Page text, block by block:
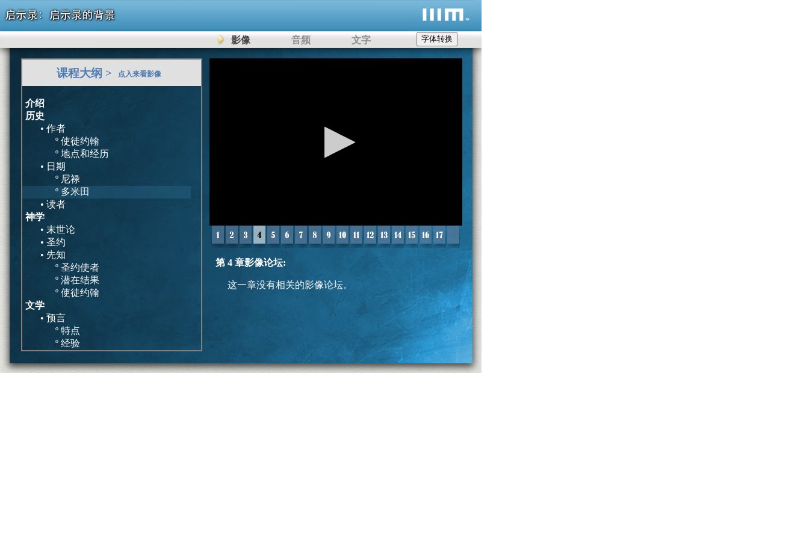
字体转换
影像 音频 文字
第 4 章影像论坛:
这一章没有相关的影像论坛。
课程大纲 > 点入来看影像
介绍
历史
• 作者
º 使徒约翰
º 地点和经历
• 日期
º 尼禄
º 多米田
• 读者
神学
• 末世论
• 圣约
• 先知
º 圣约使者
º 潜在结果
º 使徒约翰
文学
• 预言
º 特点
º 经验
º 特点